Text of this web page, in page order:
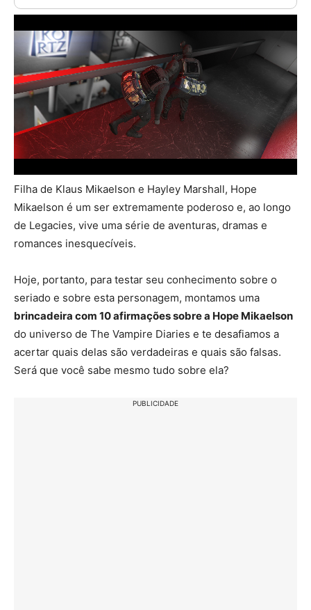
Filha de Klaus Mikaelson e Hayley Marshall, Hope
Mikaelson é um ser extremamente poderoso e, ao longo
de Legacies, vive uma série de aventuras, dramas e
romances inesquecíveis.
Hoje, portanto, para testar seu conhecimento sobre o
seriado e sobre esta personagem, montamos uma
brincadeira com 10 afirmações sobre a Hope Mikaelson
do universo de The Vampire Diaries e te desafiamos a
acertar quais delas são verdadeiras e quais são falsas.
Será que você sabe mesmo tudo sobre ela?
PUBLICIDADE